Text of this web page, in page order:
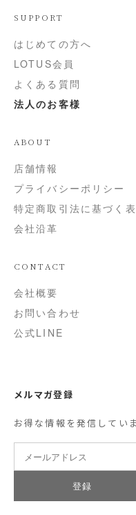
SUPPORT
はじめての方へ
LOTUS会員
よくある質問
法人のお客様
ABOUT
店舗情報
プライバシーポリシー
特定商取引法に基づく
会社沿革
CONTACT
会社概要
お問い合わせ
公式LINE
メルマガ登録
お得な情報を発信してい
登録